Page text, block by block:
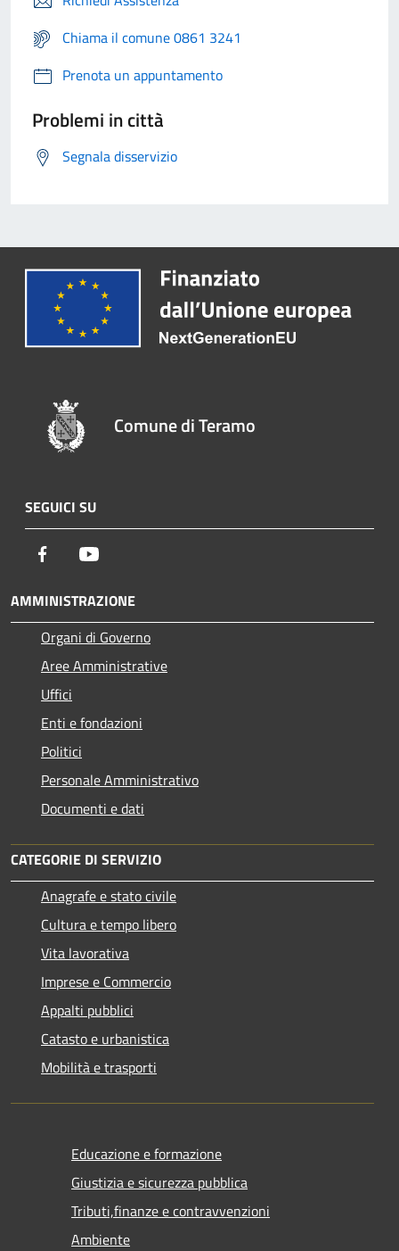
Chiama il comune 0861 3241
Prenota un appuntamento
Problemi in città
Segnala disservizio
Comune di Teramo
SEGUICI SU
Facebook
AMMINISTRAZIONE
Organi di Governo
Aree Amministrative
Uffici
Enti e fondazioni
Politici
Personale Amministrativo
Documenti e dati
CATEGORIE DI SERVIZIO
Anagrafe e stato civile
Cultura e tempo libero
Vita lavorativa
Imprese e Commercio
Appalti pubblici
Catasto e urbanistica
Mobilità e trasporti
Educazione e formazione
Giustizia e sicurezza pubblica
Tributi,finanze e contravvenzioni
Ambiente